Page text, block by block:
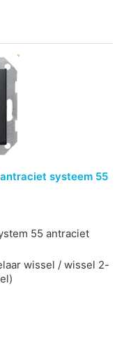
systeem 55
55 antraciet
wissel / wissel 2-